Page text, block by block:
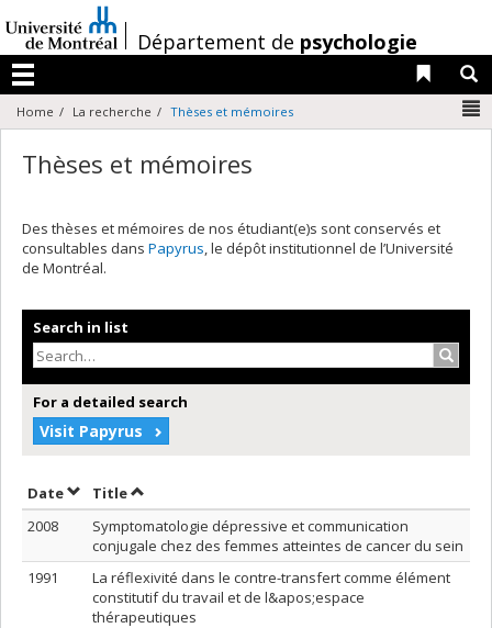
au
contenu
/Département de psychologie
Menu
Liens
Home La recherche Thèses et mémoires
Thèses et mémoires
Des thèses et mémoires de nos étudiant(e)s sont conservés et
consultables dans Papyrus, le dépôt institutionnel de l’Université
de Montréal.
Search in list
For a detailed search
Visit Papyrus
DateSort by date in descending order
TitleSort by title in descending order
2008
Symptomatologie dépressive et communication
conjugale chez des femmes atteintes de cancer du sein
1991
La réflexivité dans le contre-transfert comme élément
constitutif du travail et de l&apos;espace
thérapeutiques